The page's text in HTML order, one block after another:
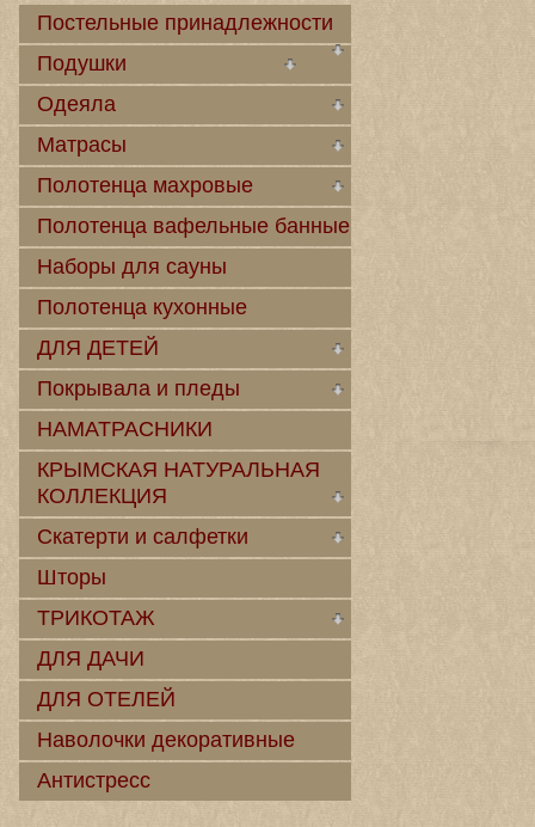
Постельные принадлежности
Подушки
Одеяла
Матрасы
Полотенца махровые
Полотенца вафельные банные
Наборы для сауны
Полотенца кухонные
ДЛЯ ДЕТЕЙ
Покрывала и пледы
НАМАТРАСНИКИ
КРЫМСКАЯ НАТУРАЛЬНАЯ
КОЛЛЕКЦИЯ
Скатерти и салфетки
Шторы
ТРИКОТАЖ
ДЛЯ ДАЧИ
ДЛЯ ОТЕЛЕЙ
Наволочки декоративные
Антистресс